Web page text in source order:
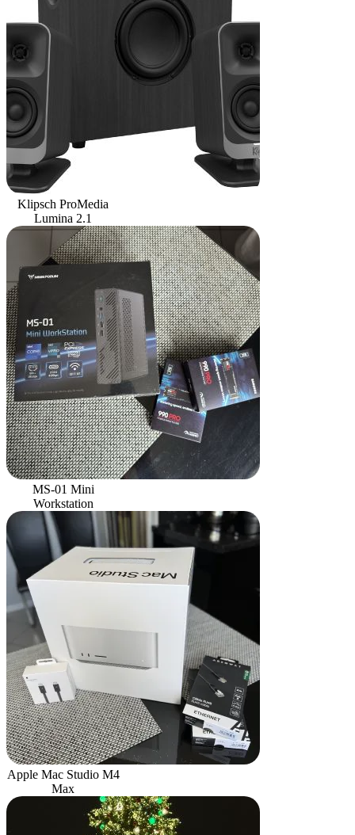
Klipsch ProMedia
Lumina 2.1
MS-01 Mini
Workstation
Apple Mac Studio M4
Max